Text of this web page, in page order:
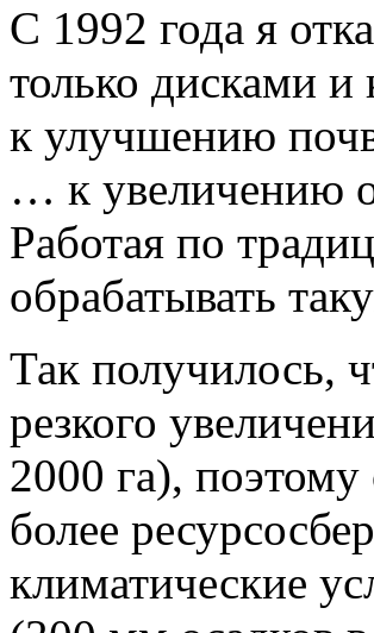
С 1992 года я
только дисками и
к улучшению
… к увеличению
Работая по
обрабатывать
Так получилось,
резкого
2000 га), поэтому
более
климатические